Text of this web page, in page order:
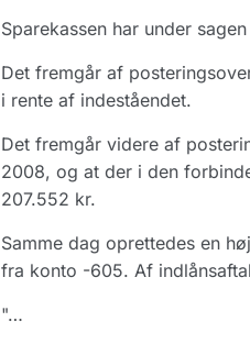
Sparekassen har under
Det fremgår af
i rente af indeståendet.
Det fremgår videre af
2008, og at der i den
207.552 kr.
Samme dag oprettedes en
fra konto -605. Af
"…